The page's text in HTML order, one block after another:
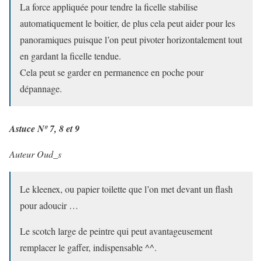
La force appliquée pour tendre la ficelle stabilise
automatiquement le boitier, de plus cela peut aider pour les
panoramiques puisque l’on peut pivoter horizontalement tout
en gardant la ficelle tendue.
Cela peut se garder en permanence en poche pour
dépannage.
Astuce Nº 7, 8 et 9
Auteur Oud_s
Le kleenex, ou papier toilette que l’on met devant un flash
pour adoucir …
Le scotch large de peintre qui peut avantageusement
remplacer le gaffer, indispensable ^^.